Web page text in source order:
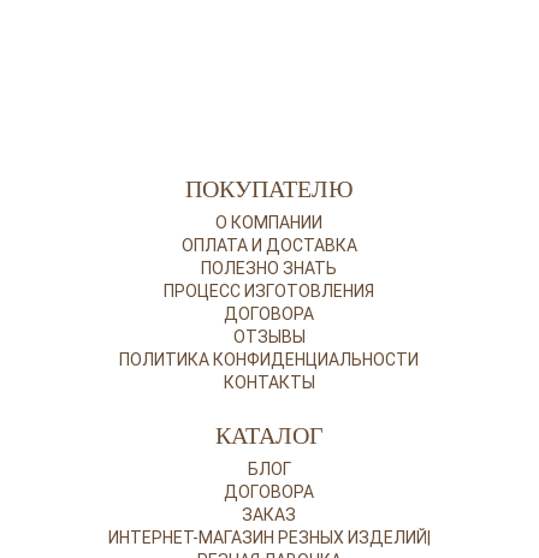
ПОКУПАТЕЛЮ
О КОМПАНИИ
ОПЛАТА И ДОСТАВКА
ПОЛЕЗНО ЗНАТЬ
ПРОЦЕСС ИЗГОТОВЛЕНИЯ
ДОГОВОРА
ОТЗЫВЫ
ПОЛИТИКА КОНФИДЕНЦИАЛЬНОСТИ
КОНТАКТЫ
КАТАЛОГ
БЛОГ
ДОГОВОРА
ЗАКАЗ
ИНТЕРНЕТ-МАГАЗИН РЕЗНЫХ ИЗДЕЛИЙ|